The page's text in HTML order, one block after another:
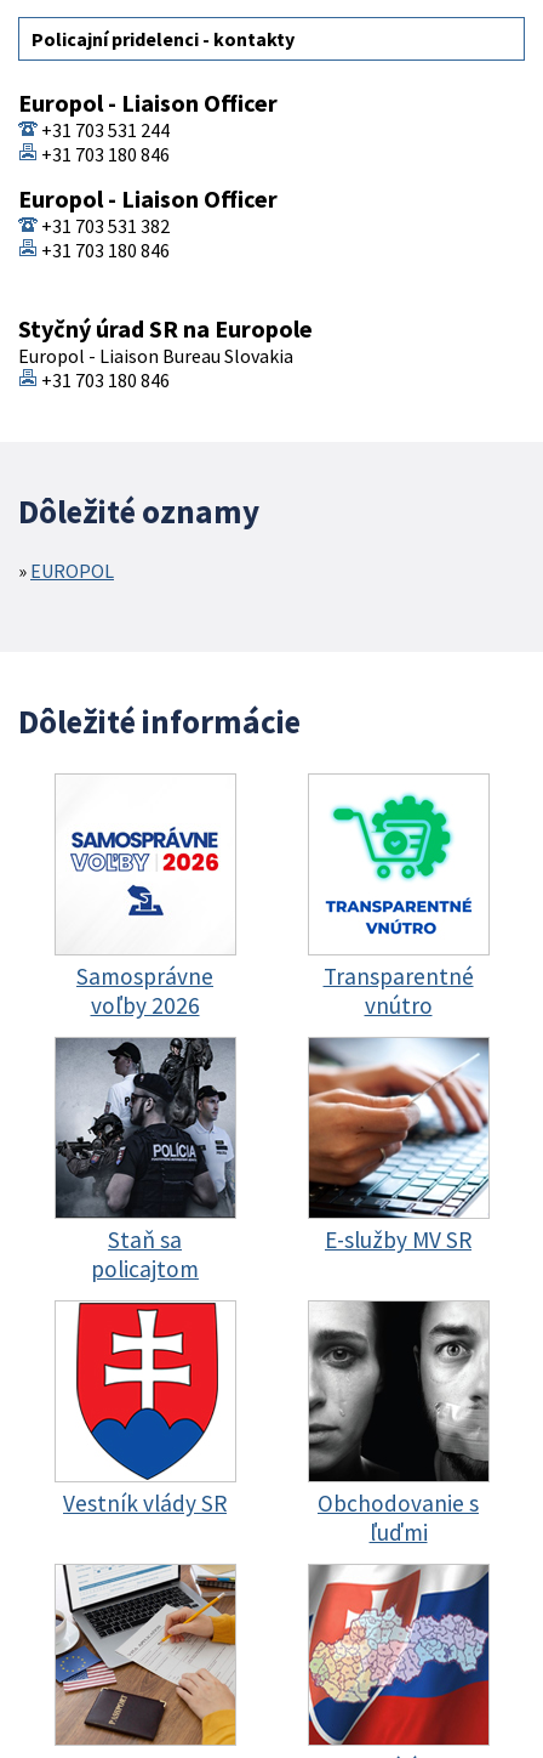
Policajní pridelenci - kontakty
Europol - Liaison Officer
+31 703 531 244
+31 703 180 846
Europol - Liaison Officer
+31 703 531 382
+31 703 180 846
Styčný úrad SR na Europole
Europol - Liaison Bureau Slovakia
+31 703 180 846
Dôležité oznamy
EUROPOL
Dôležité informácie
Samosprávne
voľby 2026
Transparentné
vnútro
Staň sa
policajtom
E-služby MV SR
Vestník vlády SR
Obchodovanie s
ľuďmi